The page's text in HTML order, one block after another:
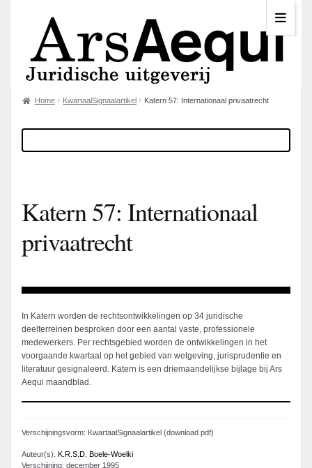
Home KwartaalSignaalartikel Katern 57: Internationaal privaatrecht
Katern 57: Internationaal
privaatrecht
In Katern worden de rechtsontwikkelingen op 34 juridische
deelterreinen besproken door een aantal vaste, professionele
medewerkers. Per rechtsgebied worden de ontwikkelingen in het
voorgaande kwartaal op het gebied van wetgeving, jurisprudentie en
literatuur gesignaleerd. Katern is een driemaandelijkse bijlage bij Ars
Aequi maandblad.
Verschijningsvorm: KwartaalSignaalartikel (download pdf)
Auteur(s): K.R.S.D. Boele-Woelki
Verschijning: december 1995